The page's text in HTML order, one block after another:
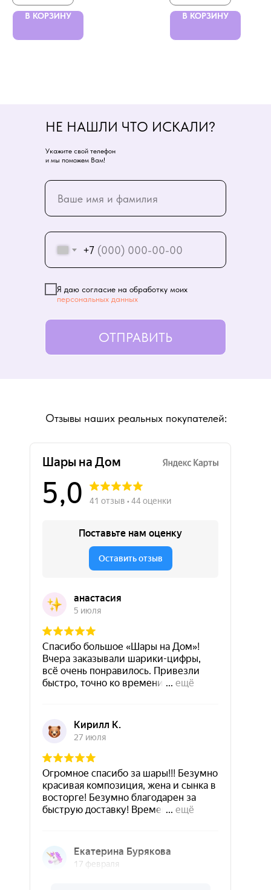
В КОРЗИНУ В КОРЗИНУ
+7
Я даю согласие на обработку моих
персональных данных
ОТПРАВИТЬ
НЕ НАШЛИ ЧТО ИСКАЛИ?
Укажите свой телефон
и мы поможем Вам!
Отзывы наших реальных покупателей: